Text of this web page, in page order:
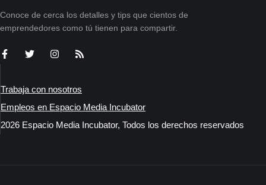
Conoce de cerca los detalles y tips que cientos de
emprendedores como tú tienen para compartir.
Trabaja con nosotros
Empleos en Espacio Media Incubator
2026 Espacio Media Incubator, Todos los derechos reservados